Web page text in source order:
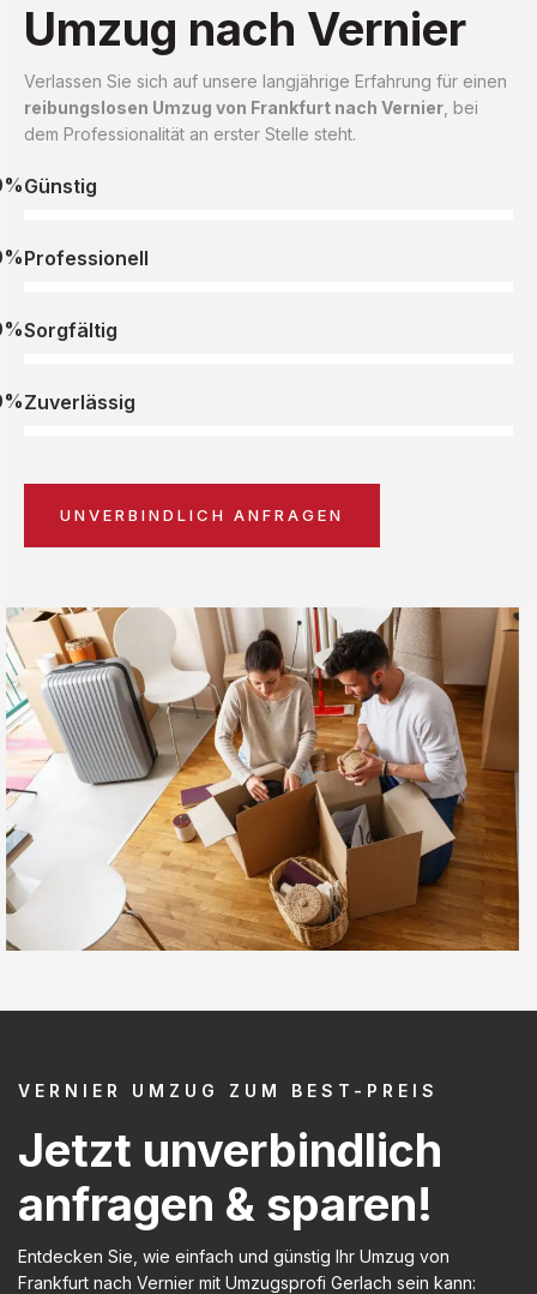
Umzug nach Vernier
Verlassen Sie sich auf unsere langjährige Erfahrung für einen
reibungslosen Umzug von Frankfurt nach Vernier , bei
dem Professionalität an erster Stelle steht.
Günstig
Professionell
Sorgfältig
Zuverlässig
UNVERBINDLICH ANFRAGEN
VERNIER UMZUG ZUM BEST-PREIS
Jetzt unverbindlich
anfragen & sparen!
Entdecken Sie, wie einfach und günstig Ihr Umzug von
Frankfurt nach Vernier mit Umzugsprofi Gerlach sein kann: